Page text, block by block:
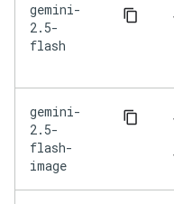
gemini-
2.5-
flash
gemini-
2.5-
flash-
image